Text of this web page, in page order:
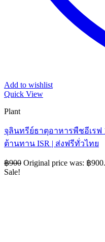
Add to wishlist
Quick View
Plant
จุลินทรีย์ธาตุอาหารพืชอีเรฟ
ต้านทาน ISR | ส่งฟรีทั่วไทย
฿900 Original price was: ฿900.
Sale!